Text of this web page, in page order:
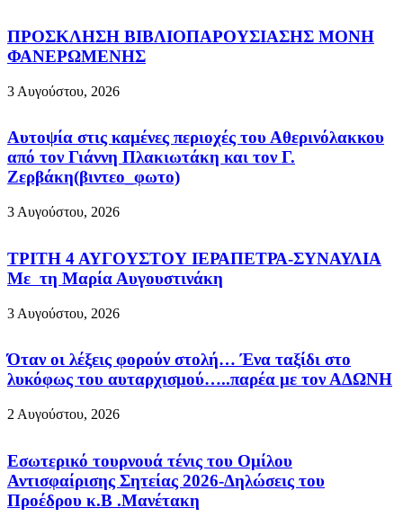
ΠΡΟΣΚΛΗΣΗ ΒΙΒΛΙΟΠΑΡΟΥΣΙΑΣΗΣ ΜΟΝΗ
ΦΑΝΕΡΩΜΕΝΗΣ
3 Αυγούστου, 2026
Aυτοψία στις καμένες περιοχές του Αθερινόλακκου
από τον Γιάννη Πλακιωτάκη και τον Γ.
Ζερβάκη(βιντεο_φωτο)
3 Αυγούστου, 2026
ΤΡΙΤΗ 4 ΑΥΓΟΥΣΤΟΥ ΙΕΡΑΠΕΤΡΑ-ΣΥΝΑΥΛΙΑ
Με τη Μαρία Αυγουστινάκη
3 Αυγούστου, 2026
Όταν οι λέξεις φορούν στολή… Ένα ταξίδι στο
λυκόφως του αυταρχισμού…..παρέα με τον ΑΔΩΝΗ
2 Αυγούστου, 2026
Εσωτερικό τουρνουά τένις του Ομίλου
Αντισφαίρισης Σητείας 2026-Δηλώσεις του
Προέδρου κ.Β .Μανέτακη